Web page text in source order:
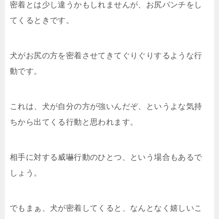
密着とは少し違うかもしれませんが、お尻パンチをし
てくるときです。
犬がお尻の方を密着させてきてぐりぐりするような行
動です。
これは、犬が自分の方が強いんだぞ、というよな気持
ちから出てくる行動と思われます。
相手に対する威嚇行動のひとつ、という場合もあるで
しょう。
でもまぁ、犬が密着してくると、なんとなく嬉しいこ